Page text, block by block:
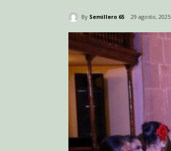
By Semillero 65 29 agosto, 2025